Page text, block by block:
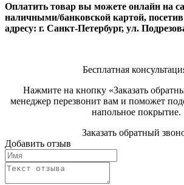
Оплатить товар вы можете онлайн на
наличными/банковской картой,
адресу: г. Санкт-Петербург, ул.
Бесплатная
Нажмите на кнопку «Заказать
менеджер перезвонит вам и поможет
напольное покрытие.
Заказать обратный
Добавить отзыв